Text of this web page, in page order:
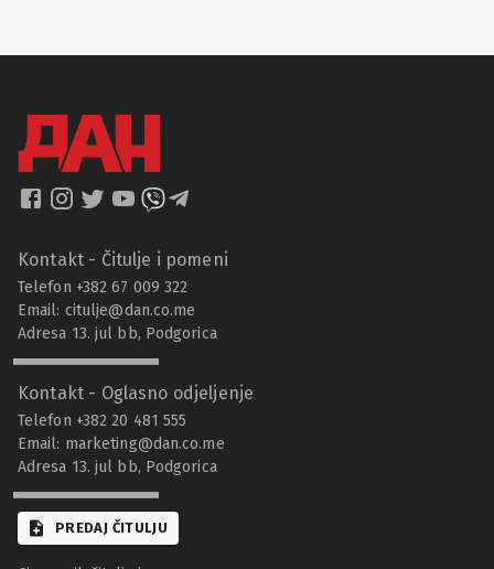
Kontakt - Čitulje i pomeni
Telefon +382 67 009 322
Email: citulje@dan.co.me
Adresa 13. jul bb, Podgorica
Kontakt - Oglasno odjeljenje
Telefon +382 20 481 555
Email: marketing@dan.co.me
Adresa 13. jul bb, Podgorica
PREDAJ ČITULJU